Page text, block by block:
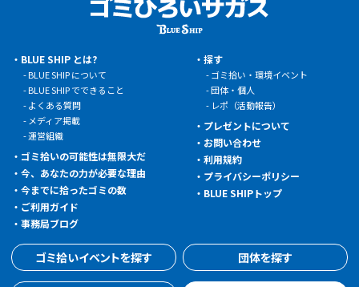
BLUE SHIP とは?
BLUE SHIP について
BLUE SHIP でできること
よくある質問
メディア掲載
運営組織
ゴミ拾いの可能性は無限大だ
今、あなたの力が必要な理由
今までに拾ったゴミの数
ご利用ガイド
事務局ブログ
探す
ゴミ拾い・環境イベント
団体・個人
レポ（活動報告）
プレゼントについて
お問い合わせ
利用規約
プライバシーポリシー
BLUE SHIPトップ
ゴミ拾いイベントを探す 団体を探す